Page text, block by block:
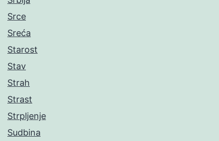
Srce
Sreća
Starost
Stav
Strah
Strast
Strpljenje
Sudbina